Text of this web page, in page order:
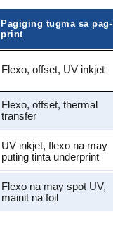
Pagiging tugma sa pag-
print
Flexo, offset, UV inkjet
Flexo, offset, thermal
transfer
UV inkjet, flexo na may
puting tinta underprint
Flexo na may spot UV,
mainit na foil